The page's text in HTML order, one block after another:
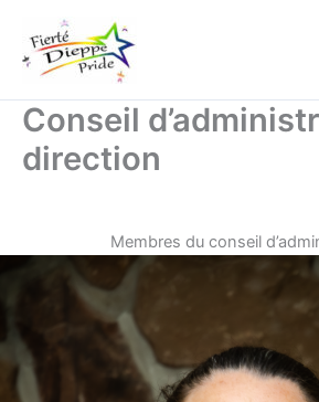
contenu
Conseil
direction
Membres du conseil